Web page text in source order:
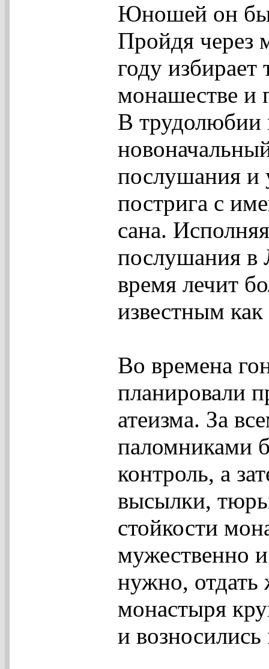
Юношей он
Пройдя через
году избирает
монашестве и
В трудолюбии
послушания и
пострига с
сана.
послушания в
время лечит
известным как
Во времена
планировали
атеизма. За
паломниками
контроль, а
высылки,
стойкости
мужественно
нужно, отдать
монастыря
и